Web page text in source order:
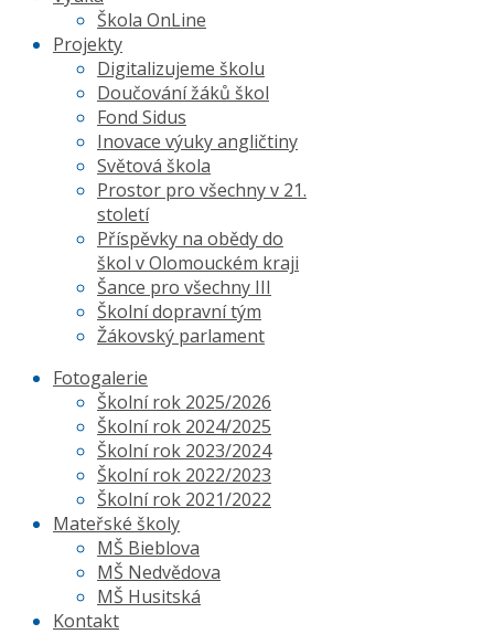
Škola OnLine
Projekty
Digitalizujeme školu
Doučování žáků škol
Fond Sidus
Inovace výuky angličtiny
Světová škola
Prostor pro všechny v 21.
století
Příspěvky na obědy do
škol v Olomouckém kraji
Šance pro všechny III
Školní dopravní tým
Žákovský parlament
Fotogalerie
Školní rok 2025/2026
Školní rok 2024/2025
Školní rok 2023/2024
Školní rok 2022/2023
Školní rok 2021/2022
Mateřské školy
MŠ Bieblova
MŠ Nedvědova
MŠ Husitská
Kontakt